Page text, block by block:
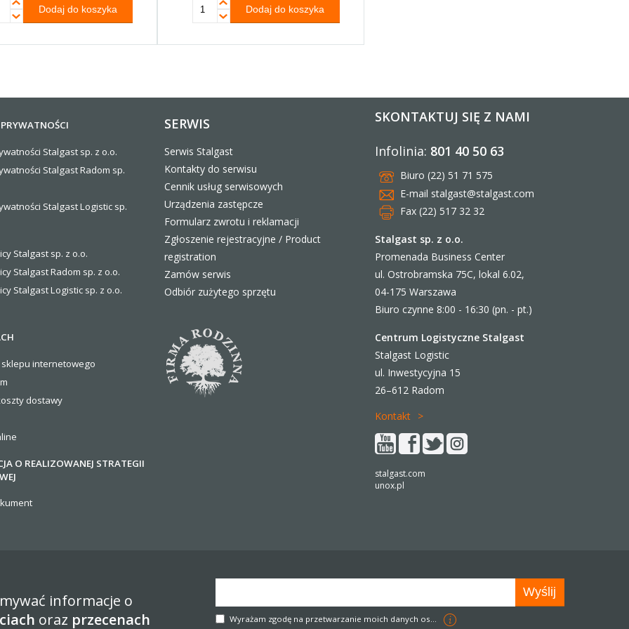
Stalgast sp. z o.o.
Stalgast Radom sp.
Stalgast Logistic sp.
Stalgast sp. z o.o.
Stalgast Radom sp. z o.o.
Stalgast Logistic sp. z o.o.
internetowego
dostawy
O REALIZOWANEJ STRATEGII
SERWIS
Serwis Stalgast
Kontakty do serwisu
Cennik usług serwisowych
Urządzenia zastępcze
Formularz zwrotu i reklamacji
Zgłoszenie rejestracyjne / Product
registration
Zamów serwis
Odbiór zużytego sprzętu
SKONTAKTUJ SIĘ Z NAMI
Infolinia: 801 40 50 63
Biuro (22) 51 71 575
E-mail stalgast@stalgast.com
Fax (22) 517 32 32
Stalgast sp. z o.o.
Promenada Business Center
ul. Ostrobramska 75C, lokal 6.02,
04-175 Warszawa
Biuro czynne 8:00 - 16:30 (pn. - pt.)
Centrum Logistyczne Stalgast
Stalgast Logistic
ul. Inwestycyjna 15
26–612 Radom
Kontakt
stalgast.com
unox.pl
informacje o
oraz przecenach Wyrażam zgodę na przetwarzanie moich danych osobowych w celach marketingowych